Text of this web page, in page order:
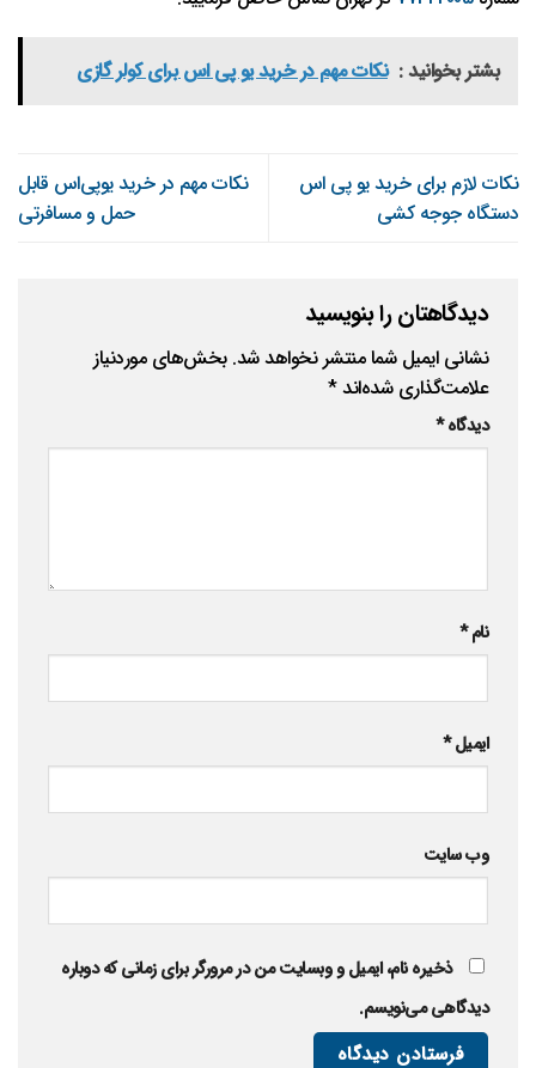
بشتر بخوانید : نکات مهم در خرید یو پی اس برای کولر گازی
نکات لازم برای خرید یو پی اس
دستگاه جوجه کشی
نکات مهم در خرید یو‌پی‌اس قابل
حمل و مسافرتی
دیدگاهتان را بنویسید
نشانی ایمیل شما منتشر نخواهد شد. بخش‌های موردنیاز
علامت‌گذاری شده‌اند*
دیدگاه*
نام*
ایمیل*
وب‌ سایت
ذخیره نام، ایمیل و وبسایت من در مرورگر برای زمانی که دوباره
دیدگاهی می‌نویسم.